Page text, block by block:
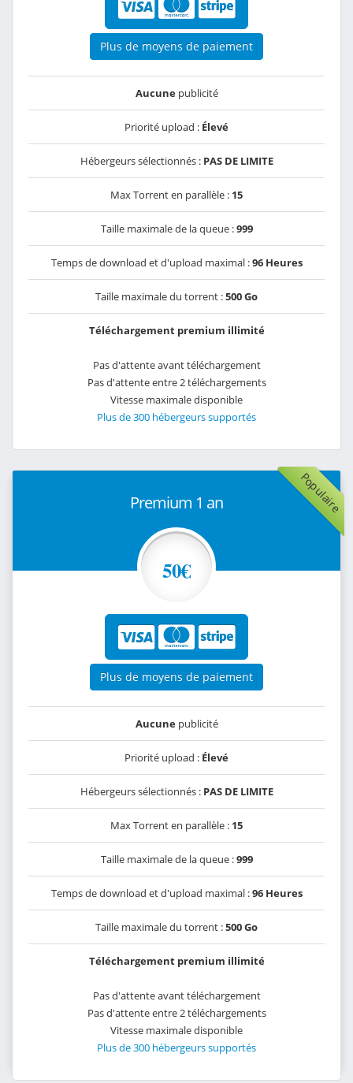
Plus de moyens de paiement
Aucunepublicité
Priorité upload : Élevé
Hébergeurs sélectionnés : PAS DE LIMITE
Max Torrent en parallèle : 15
Taille maximale de la queue :999
Temps de download et d'upload maximal :96 Heures
Taille maximale du torrent :500 Go
Téléchargement premium illimité
Pas d'attente avant téléchargement
Pas d'attente entre 2 téléchargements
Vitesse maximale disponible
Plus de 300 hébergeurs supportés
Populaire
Premium 1 an
50€
Plus de moyens de paiement
Aucunepublicité
Priorité upload : Élevé
Hébergeurs sélectionnés : PAS DE LIMITE
Max Torrent en parallèle : 15
Taille maximale de la queue :999
Temps de download et d'upload maximal :96 Heures
Taille maximale du torrent :500 Go
Téléchargement premium illimité
Pas d'attente avant téléchargement
Pas d'attente entre 2 téléchargements
Vitesse maximale disponible
Plus de 300 hébergeurs supportés